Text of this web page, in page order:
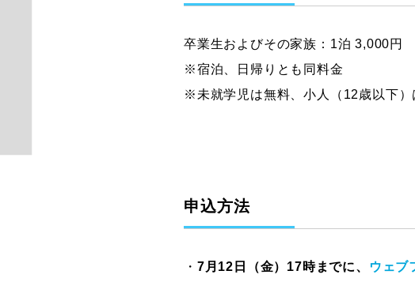
卒業生およびその家族：1泊 3,000円
※宿泊、日帰りとも同料金
※未就学児は無料、小人（12歳以下）
申込方法
・ 7月12日（金）17時までに、 ウェブ